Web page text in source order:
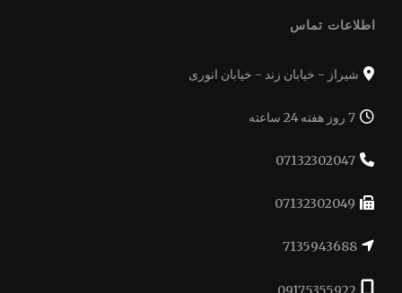
اطلاعات تماس
شیراز - خیابان زند - خیابان انوری